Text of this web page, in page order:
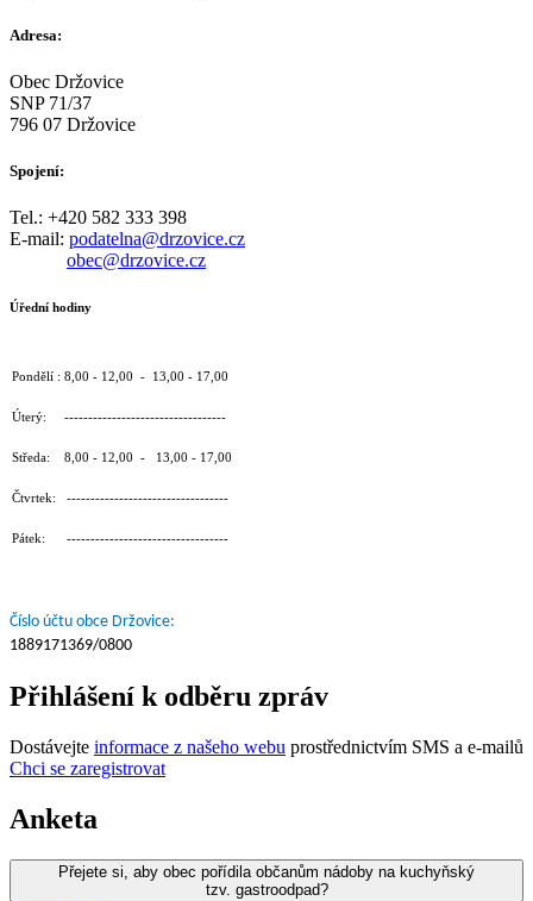
Adresa:
Obec Držovice
SNP 71/37
796 07 Držovice
Spojení:
Tel.: +420 582 333 398
E-mail: podatelna@drzovice.cz
obec@drzovice.cz
Úřední hodiny
Pondělí : 8,00 - 12,00 - 13,00 - 17,00
Úterý: ----------------------------------
Středa: 8,00 - 12,00 - 13,00 - 17,00
Čtvrtek: ----------------------------------
Pátek: ----------------------------------
Číslo účtu obce Držovice:
1889171369/0800
Přihlášení k odběru zpráv
Dostávejte informace z našeho webu prostřednictvím SMS a e-mailů
Chci se zaregistrovat
Anketa
Přejete si, aby obec pořídila občanům nádoby na kuchyňský
tzv. gastroodpad?